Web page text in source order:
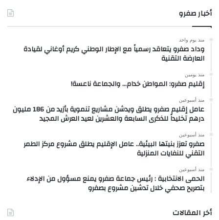
أخبار صفرو
منذ يوم واحد
وداد صفرو يتعاقد رسمياً مع الإطار الوطني كريم أوغاني لقيادة
العارضة التقنية
منذ يومين
إقليم صفرو: المواطن خدام… والجماعة ناعسة!
منذ أسبوعين
عامل إقليم صفرو يطلق ويدشن مشاريع تنموية بأزيد من 186 مليون
درهم تخليداً للذكرى السابعة والعشرين لعيد العرش المجيد
منذ أسبوعين
صفرو تعزز بنيتها البيئية.. عامل الإقليم يطلق مشروع مركز الطمر
التقني للنفايات المنزلية
منذ أسبوعين
الحمى الانتخابية : رئيس جماعة صفرو يمنع مسؤول من الإدلاء
بتصريح صحفي خلال تدشين مشروع بصفرو
أخر المقالات